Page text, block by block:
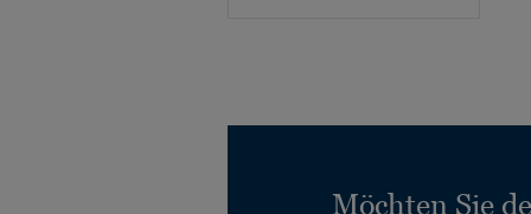
Möchten Sie